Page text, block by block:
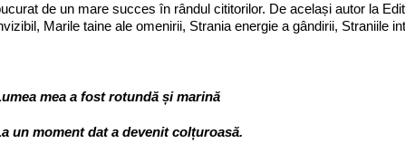
de un mare succes în rândul cititorilor. De același autor la
Marile taine ale omenirii, Strania energie a gândirii, Straniile
mea a fost rotundă și marină
un moment dat a devenit colțuroasă.